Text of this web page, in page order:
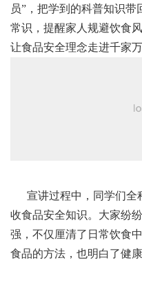
员”，把学到的科普知识
常识，提醒家人规避饮食
让食品安全理念走进千家万
宣讲过程中，同学们全
收食品安全知识。大家纷
强，不仅厘清了日常饮食
食品的方法，也明白了健